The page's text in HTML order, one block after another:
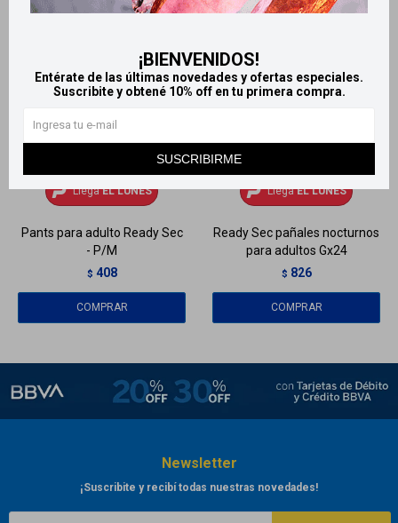
¡BIENVENIDOS!
Entérate de las últimas novedades y ofertas especiales.
Suscribite y obtené 10% off en tu primera compra.
SUSCRIBIRME
LlegaEL LUNES
Pants para adulto Ready Sec
- P/M
$ 408
LlegaEL LUNES
Ready Sec pañales nocturnos
para adultos Gx24
$ 826
Newsletter
¡Suscribite y recibí todas nuestras novedades!